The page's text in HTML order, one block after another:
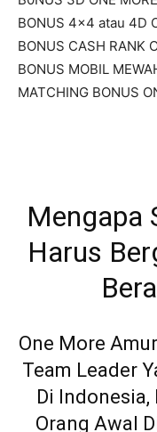
BONUS 4×4 atau 4D
BONUS CASH RANK
BONUS MOBIL
MATCHING BONUS
Mengapa
Harus
One More
Team Leader
Di
Orang Awal